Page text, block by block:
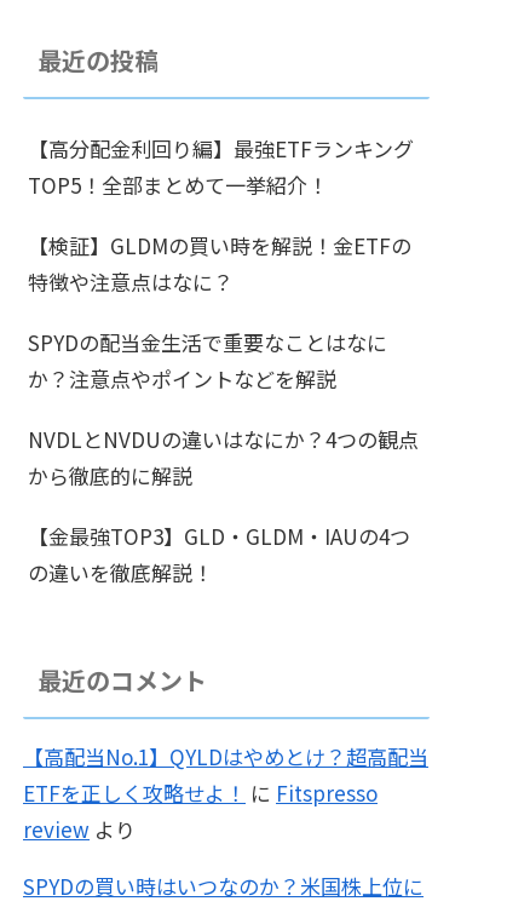
最近の投稿
【高分配金利回り編】最強ETFランキング
TOP5！全部まとめて一挙紹介！
【検証】GLDMの買い時を解説！金ETFの
特徴や注意点はなに？
SPYDの配当金生活で重要なことはなに
か？注意点やポイントなどを解説
NVDLとNVDUの違いはなにか？4つの観点
から徹底的に解説
【金最強TOP3】GLD・GLDM・IAUの4つ
の違いを徹底解説！
最近のコメント
【高配当No.1】QYLDはやめとけ？超高配当
ETFを正しく攻略せよ！ に Fitspresso
review より
SPYDの買い時はいつなのか？米国株上位に